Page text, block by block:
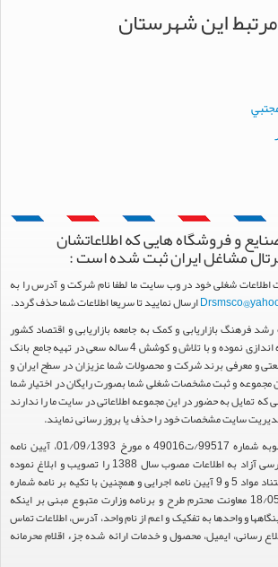
این شهرستان
و فروشگاه هایی که اطلاعاتشان
مشاغل ایران ثبت شده است :
شغلی خود در وب سایت ما لطفا نام شرکت و آدرس را به
ارسال نمایید تا سریعا اطلاعات شما حذف گردد.
فرهنگ بازاریابی و کمک به جامعه بازاریابی و اقتصاد کشور
عزیزمان این وب سایت را راه اندازی نموده و با تلاش و کوشش 4 ساله سعی در تهیه جامع بانک
و معرفی برند شرکت و محصولات شما عزیزان در سطح ایران و
مجموعه و ثبت مشخصات شغلی شما بصورت رایگان در اختیار شما
که تمایل به حضور در این مجموعه اطلاعاتی در سایت ما را ندارند
مدیریت سایت مشخصات خود را حذف یا بروز رسانی نمایند.
هیئت محترم دولت طی مصوبه شماره 99517/ت49016 ه مورخ 01/09/1393، آیین نامه
اجرایی قانون انتشار و دسترسی آزاد به اطلاعات مصوب سال 1388 را تصویب و ابلاغ نموده
است. بر این اساس و به استناد مواد 5 و 9 آیین نامه اجرایی و همچنین با تکیه بر نامه شماره
111321/60 مورخ 18/05/1394 معاونت محترم طرح و برنامه وزارت متبوع مبنی بر اینکه
و واحدها به تفکیک و اعم از نام واحد، آدرس، اطلاعات تماس
رسانی، ایمیل، محصول و خدمات ارائه شده جزء اقلام محرمانه